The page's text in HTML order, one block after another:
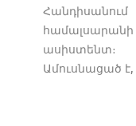
ասիստենտ։
Ամուսնացած է,